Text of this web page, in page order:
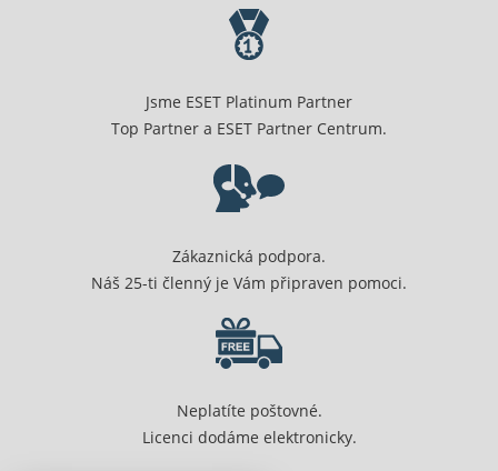
Jsme ESET Platinum Partner
Top Partner a ESET Partner Centrum.
Zákaznická podpora.
Náš 25-ti členný je Vám připraven pomoci.
Neplatíte poštovné.
Licenci dodáme elektronicky.